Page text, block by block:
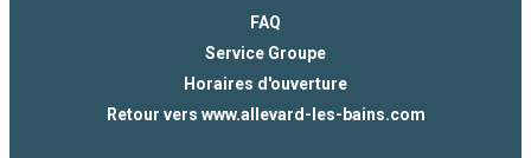
FAQ
Service Groupe
Horaires d'ouverture
Retour vers www.allevard-les-bains.com